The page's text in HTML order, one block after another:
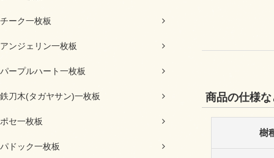
チーク一枚板
アンジェリン一枚板
パープルハート一枚板
鉄刀木(タガヤサン)一枚板
ポセ一枚板
パドック一枚板
商品の仕様な
樹